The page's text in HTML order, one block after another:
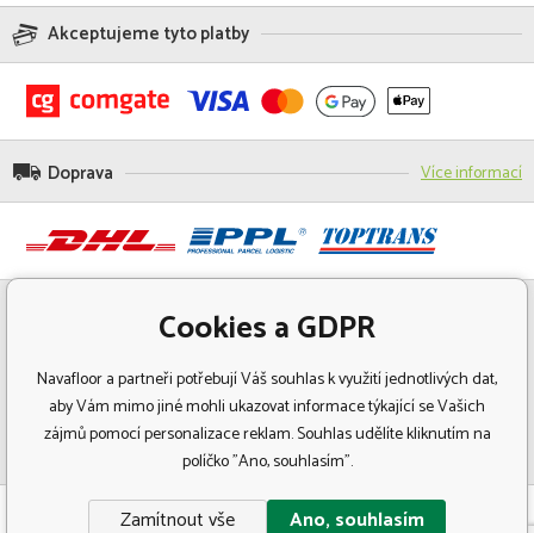
Akceptujeme tyto platby
Doprava Více informací
© Copyright 2018 Navafloor - Specializovaný prodej podlahových krytin.
Cookies a GDPR
Navafloor a partneři potřebují Váš souhlas k využití jednotlivých dat,
aby Vám mimo jiné mohli ukazovat informace týkající se Vašich
zájmů pomocí personalizace reklam. Souhlas udělíte kliknutím na
políčko "Ano, souhlasím".
Zamítnout vše Ano, souhlasím